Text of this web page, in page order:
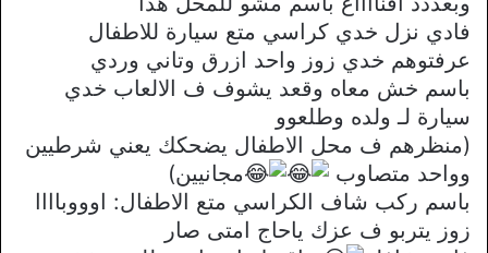
فادي نزل خدي كراسي متع سيارة للاطفال
عرفتوهم خدي زوز واحد ازرق وتاني وردي
باسم خش معاه وقعد يشوف ف الالعاب خدي
سيارة لـ ولده وطلعوو
(منظرهم ف محل الاطفال يضحكك يعني شرطيين
وواحد متصاوب
مجانيين)
باسم ركب شاف الكراسي متع الاطفال: اوووباااا
زوز يتربو ف عزك ياحاج امتى صار